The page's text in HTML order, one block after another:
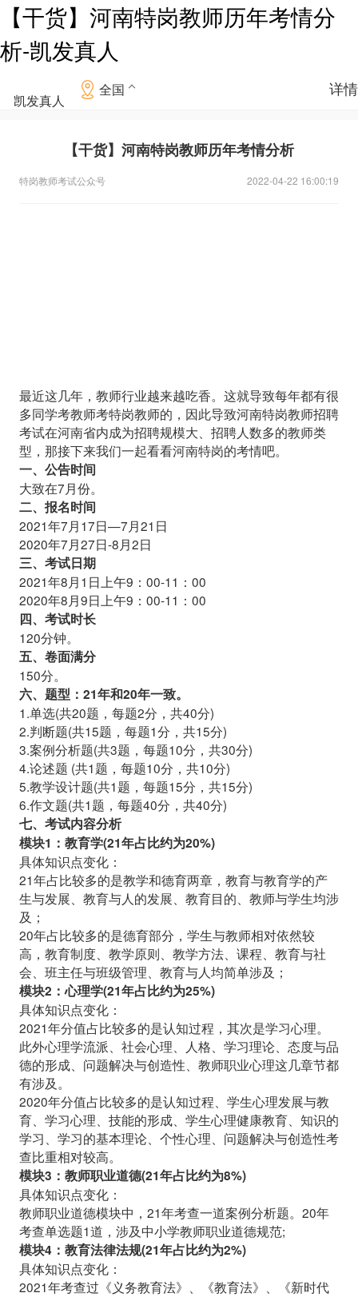
【干货】河南特岗教师历年考情分
析-凯发真人
凯发真人
全国 详情
【干货】河南特岗教师历年考情分析
特岗教师考试公众号 2022-04-22 16:00:19
最近这几年，教师行业越来越吃香。这就导致每年都有很
多同学考教师考特岗教师的，因此导致河南特岗教师招聘
考试在河南省内成为招聘规模大、招聘人数多的教师类
型，那接下来我们一起看看河南特岗的考情吧。
一、公告时间
大致在7月份。
二、报名时间
2021年7月17日—7月21日
2020年7月27日-8月2日
三、考试日期
2021年8月1日上午9：00-11：00
2020年8月9日上午9：00-11：00
四、考试时长
120分钟。
五、卷面满分
150分。
六、题型：21年和20年一致。
1.单选(共20题，每题2分，共40分)
2.判断题(共15题，每题1分，共15分)
3.案例分析题(共3题，每题10分，共30分)
4.论述题 (共1题，每题10分，共10分)
5.教学设计题(共1题，每题15分，共15分)
6.作文题(共1题，每题40分，共40分)
七、考试内容分析
模块1：教育学(21年占比约为20%)
具体知识点变化：
21年占比较多的是教学和德育两章，教育与教育学的产
生与发展、教育与人的发展、教育目的、教师与学生均涉
及；
20年占比较多的是德育部分，学生与教师相对依然较
高，教育制度、教学原则、教学方法、课程、教育与社
会、班主任与班级管理、教育与人均简单涉及；
模块2：心理学(21年占比约为25%)
具体知识点变化：
2021年分值占比较多的是认知过程，其次是学习心理。
此外心理学流派、社会心理、人格、学习理论、态度与品
德的形成、问题解决与创造性、教师职业心理这几章节都
有涉及。
2020年分值占比较多的是认知过程、学生心理发展与教
育、学习心理、技能的形成、学生心理健康教育、知识的
学习、学习的基本理论、个性心理、问题解决与创造性考
查比重相对较高。
模块3：教师职业道德(21年占比约为8%)
具体知识点变化：
教师职业道德模块中，21年考查一道案例分析题。20年
考查单选题1道，涉及中小学教师职业道德规范;
模块4：教育法律法规(21年占比约为2%)
具体知识点变化：
2021年考查过《义务教育法》、《教育法》、《新时代